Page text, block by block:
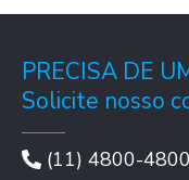
PRECISA DE
Solicite nosso
(11) 4800-4800